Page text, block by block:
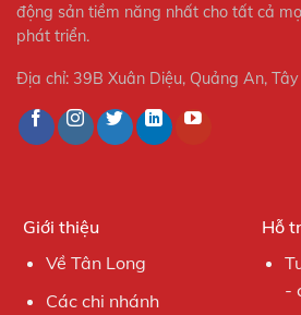
động sản tiềm năng nhất cho tất cả
phát triển.
Địa chỉ: 39B Xuân Diệu, Quảng An,
Giới thiệu
Về Tân Long
Các chi nhánh
Hỗ
-